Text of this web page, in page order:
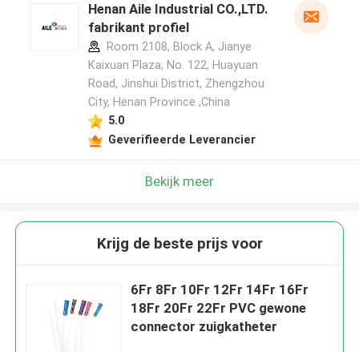
Henan Aile Industrial CO.,LTD.
fabrikant profiel
Room 2108, Block A, Jianye
Kaixuan Plaza, No. 122, Huayuan
Road, Jinshui District, Zhengzhou
City, Henan Province ,China
5.0
Geverifieerde Leverancier
Bekijk meer
Krijg de beste prijs voor
6Fr 8Fr 10Fr 12Fr 14Fr 16Fr
18Fr 20Fr 22Fr PVC gewone
connector zuigkatheter